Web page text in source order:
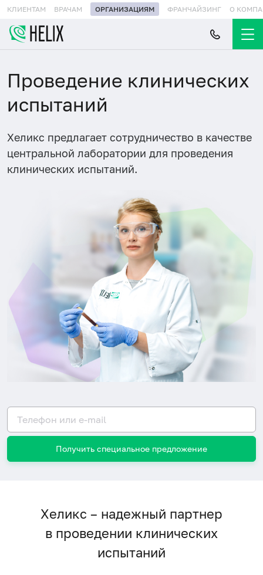
КЛИЕНТАМ ВРАЧАМ ОРГАНИЗАЦИЯМ ФРАНЧАЙЗИНГ О
Проведение клинических
испытаний
Хеликс предлагает сотрудничество в качестве
центральной лаборатории для проведения
клинических испытаний.
Получить специальное предложение
Хеликс – надежный партнер
в проведении клинических
испытаний